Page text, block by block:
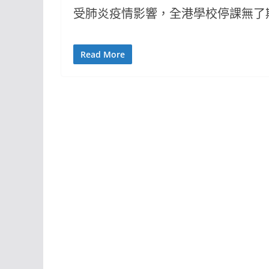
受肺炎疫情影響，全港學校停課無
Read More